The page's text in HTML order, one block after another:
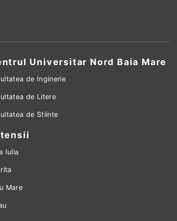
Universitar Nord Baia Mare
de Inginerie
de Litere
de Stiinte
Iulia
Mare